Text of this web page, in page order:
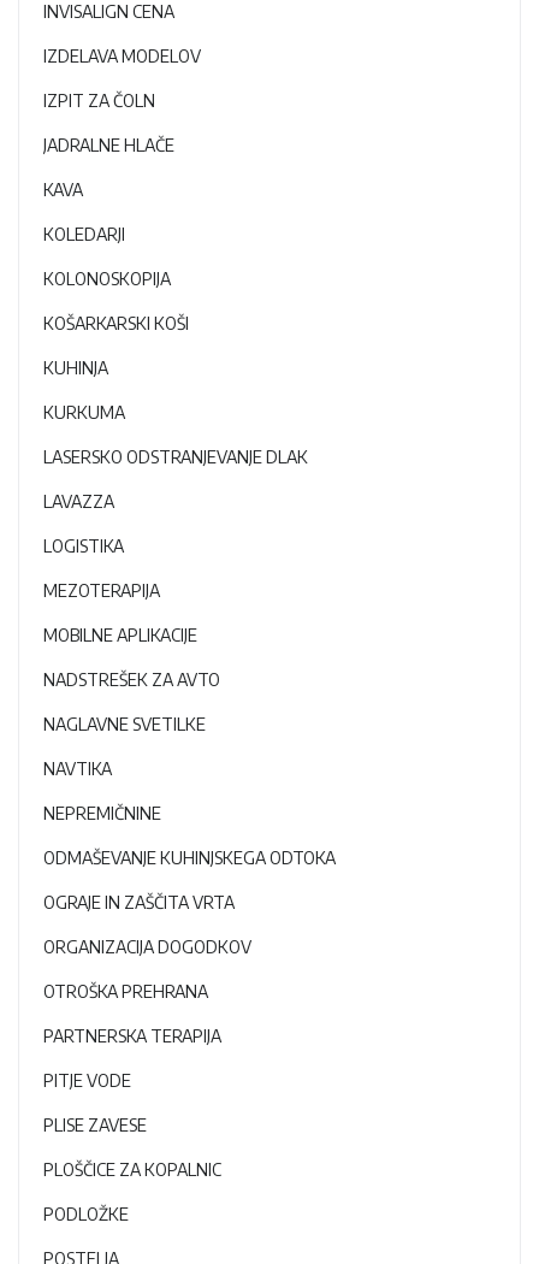
INVISALIGN CENA
IZDELAVA MODELOV
IZPIT ZA ČOLN
JADRALNE HLAČE
KAVA
KOLEDARJI
KOLONOSKOPIJA
KOŠARKARSKI KOŠI
KUHINJA
KURKUMA
LASERSKO ODSTRANJEVANJE DLAK
LAVAZZA
LOGISTIKA
MEZOTERAPIJA
MOBILNE APLIKACIJE
NADSTREŠEK ZA AVTO
NAGLAVNE SVETILKE
NAVTIKA
NEPREMIČNINE
ODMAŠEVANJE KUHINJSKEGA ODTOKA
OGRAJE IN ZAŠČITA VRTA
ORGANIZACIJA DOGODKOV
OTROŠKA PREHRANA
PARTNERSKA TERAPIJA
PITJE VODE
PLISE ZAVESE
PLOŠČICE ZA KOPALNIC
PODLOŽKE
POSTELJA